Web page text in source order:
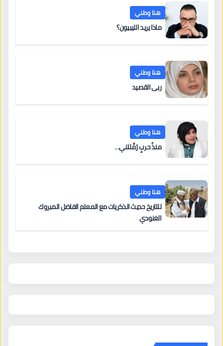
هنا وطني
ماذا يريد الليبيون؟
هنا وطني
ربى القصيد
هنا وطني
منذُ حربٍ رَمَّلتني…
هنا وطني
للتاريخ حديث الذكريات مع المعلم الفاضل المبروك
الغنودي